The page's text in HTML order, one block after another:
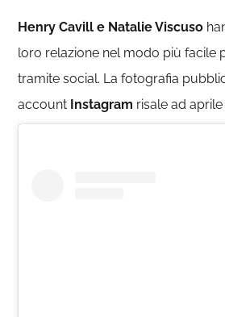
Henry Cavill e Natalie Viscuso
loro relazione nel modo più facile
tramite social. La fotografia
account Instagram risale ad aprile